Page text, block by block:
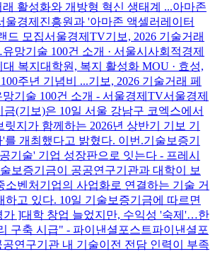
활성화와 개방형 혁신 생태계 ...아마존
울경제진흥원과 '아마존 액셀러레이터
드 모집서울경제TV기보, 2026 기술거래
망기술 100건 소개 · 서울시사회적경제
대 복지대학원, 복지 활성화 MOU · 효성,
주년 기념비 ...기보, 2026 기술거래 페
기술 100건 소개 - 서울경제TV서울경제
(기보)은 10일 서울 강남구 코엑스에서
지가 함께하는 2026년 상반기 기보 기
를 개최했다고 밝혔다. 이번.기술보증기
기술' 기업 성장판으로 잇는다 - 프레시
보증기금이 공공연구기관과 대학이 보
소벤처기업의 사업화로 연결하는 기술 거
하고 있다. 10일 기술보증기금에 따르면
가 ]대학 창업 늘었지만, 수익성 '숙제'…한
구축 시급" - 파이낸셜포스트파이낸셜포
연구기관 내 기술이전 전담 인력이 부족